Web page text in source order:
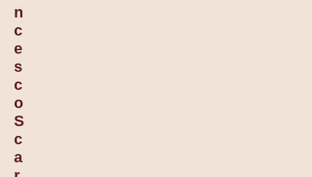
N
C
E
S
C
O
S
C
A